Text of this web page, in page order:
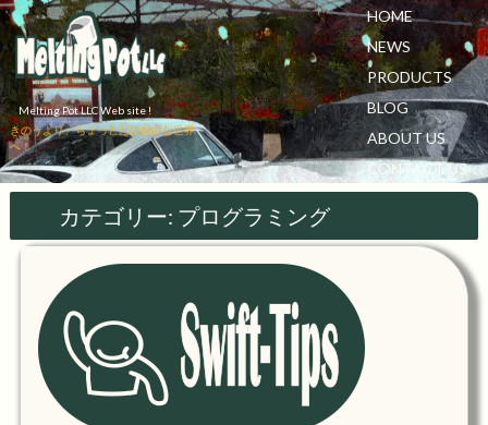
HOME
NEWS
PRODUCTS
BLOG
ABOUT US
CONTACT US
Melting Pot LLC Web site !
きのうより、ちょっとだけ自由な世界
へ！
カテゴリー: プログラミング